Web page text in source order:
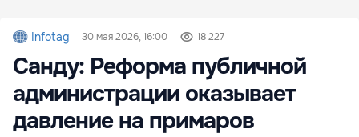
Infotag 30 мая 2026, 16:00 18 227
Санду: Реформа публичной
администрации оказывает
давление на примаров